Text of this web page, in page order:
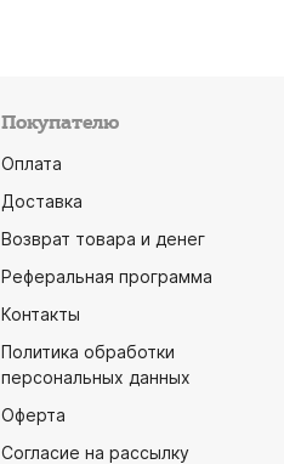
Покупателю
Оплата
Доставка
Возврат товара и денег
Реферальная программа
Контакты
Политика обработки
персональных данных
Оферта
Согласие на рассылку